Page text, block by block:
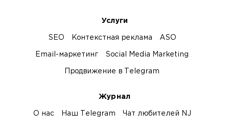
Услуги
SEO Контекстная реклама ASO
Email-маркетинг Social Media Marketing
Продвижение в Telegram
Журнал
О нас Наш Telegram Чат любителей NJ